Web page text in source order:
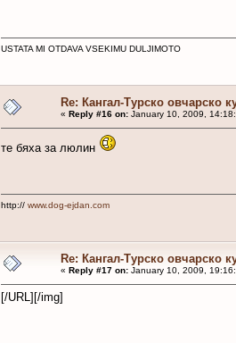
USTATA MI OTDAVA VSEKIMU DULJIMOTO
Re: Кангал-Турско овчарско
« Reply #16 on:January 10, 2009,
те бяха за люлин
http:// www.dog-ejdan.com
Re: Кангал-Турско овчарско
« Reply #17 on:January 10, 2009,
[/URL][/img]